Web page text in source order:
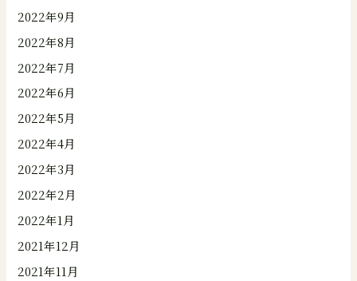
2022年9月
2022年8月
2022年7月
2022年6月
2022年5月
2022年4月
2022年3月
2022年2月
2022年1月
2021年12月
2021年11月